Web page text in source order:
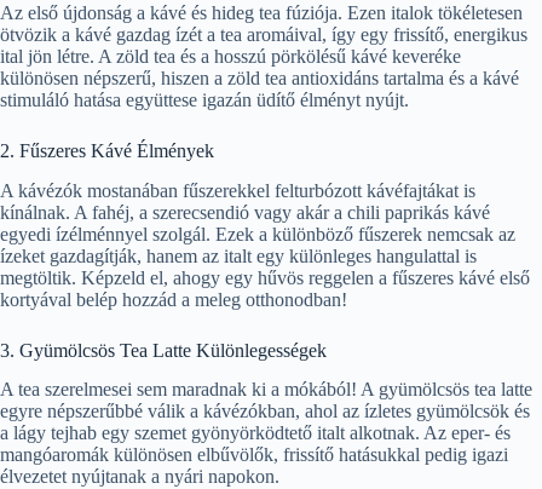
Az első újdonság a kávé és hideg tea fúziója. Ezen italok tökéletesen
ötvözik a kávé gazdag ízét a tea aromáival, így egy frissítő, energikus
ital jön létre. A zöld tea és a hosszú pörkölésű kávé keveréke
különösen népszerű, hiszen a zöld tea antioxidáns tartalma és a kávé
stimuláló hatása együttese igazán üdítő élményt nyújt.
2. Fűszeres Kávé Élmények
A kávézók mostanában fűszerekkel felturbózott kávéfajtákat is
kínálnak. A fahéj, a szerecsendió vagy akár a chili paprikás kávé
egyedi ízélménnyel szolgál. Ezek a különböző fűszerek nemcsak az
ízeket gazdagítják, hanem az italt egy különleges hangulattal is
megtöltik. Képzeld el, ahogy egy hűvös reggelen a fűszeres kávé első
kortyával belép hozzád a meleg otthonodban!
3. Gyümölcsös Tea Latte Különlegességek
A tea szerelmesei sem maradnak ki a mókából! A gyümölcsös tea latte
egyre népszerűbbé válik a kávézókban, ahol az ízletes gyümölcsök és
a lágy tejhab egy szemet gyönyörködtető italt alkotnak. Az eper- és
mangóaromák különösen elbűvölők, frissítő hatásukkal pedig igazi
élvezetet nyújtanak a nyári napokon.